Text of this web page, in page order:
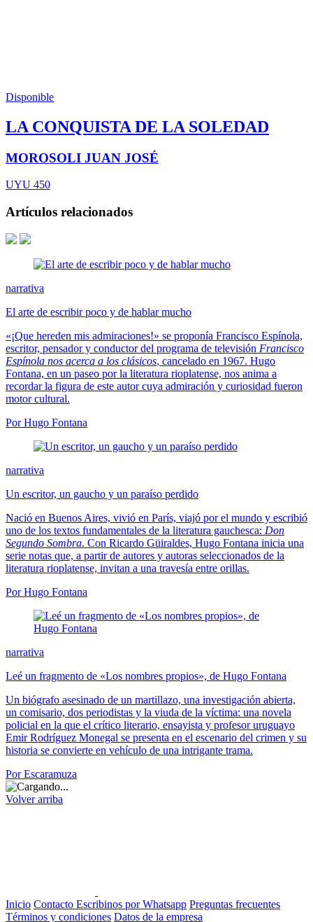
Disponible
LA CONQUISTA DE LA SOLEDAD
MOROSOLI JUAN JOSÉ
UYU 450
Artículos relacionados
narrativa
El arte de escribir poco y de hablar mucho
«¡Que hereden mis admiraciones!» se proponía Francisco Espínola,
escritor, pensador y conductor del programa de televisión Francisco
Espínola nos acerca a los clásicos, cancelado en 1967. Hugo
Fontana, en un paseo por la literatura rioplatense, nos anima a
recordar la figura de este autor cuya admiración y curiosidad fueron
motor cultural.
Por Hugo Fontana
narrativa
Un escritor, un gaucho y un paraíso perdido
Nació en Buenos Aires, vivió en París, viajó por el mundo y escribió
uno de los textos fundamentales de la literatura gauchesca: Don
Segundo Sombra. Con Ricardo Güiraldes, Hugo Fontana inicia una
serie notas que, a partir de autores y autoras seleccionados de la
literatura rioplatense, invitan a una travesía entre orillas.
Por Hugo Fontana
narrativa
Leé un fragmento de «Los nombres propios», de Hugo Fontana
Un biógrafo asesinado de un martillazo, una investigación abierta,
un comisario, dos periodistas y la viuda de la víctima: una novela
policial en la que el crítico literario, ensayista y profesor uruguayo
Emir Rodríguez Monegal se presenta en el escenario del crimen y su
historia se convierte en vehículo de una intrigante trama.
Por Escaramuza
Volver arriba
Inicio Contacto Escribinos por Whatsapp Preguntas frecuentes
Términos y condiciones Datos de la empresa